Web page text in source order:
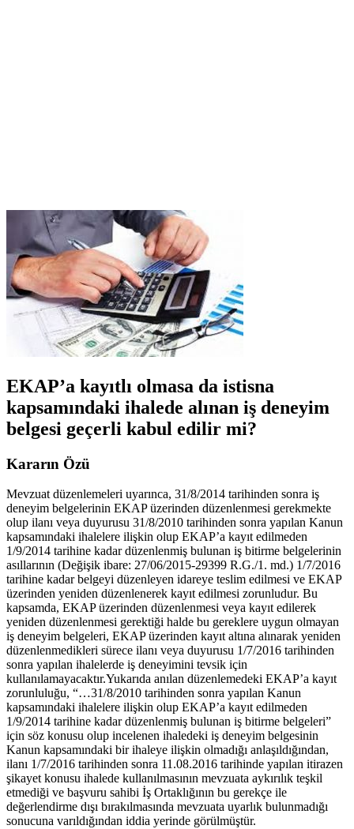
EKAP’a kayıtlı olmasa da istisna
kapsamındaki ihalede alınan iş deneyim
belgesi geçerli kabul edilir mi?
Kararın Özü
Mevzuat düzenlemeleri uyarınca, 31/8/2014 tarihinden sonra iş
deneyim belgelerinin EKAP üzerinden düzenlenmesi gerekmekte
olup ilanı veya duyurusu 31/8/2010 tarihinden sonra yapılan Kanun
kapsamındaki ihalelere ilişkin olup EKAP’a kayıt edilmeden
1/9/2014 tarihine kadar düzenlenmiş bulunan iş bitirme belgelerinin
asıllarının (Değişik ibare: 27/06/2015-29399 R.G./1. md.) 1/7/2016
tarihine kadar belgeyi düzenleyen idareye teslim edilmesi ve EKAP
üzerinden yeniden düzenlenerek kayıt edilmesi zorunludur. Bu
kapsamda, EKAP üzerinden düzenlenmesi veya kayıt edilerek
yeniden düzenlenmesi gerektiği halde bu gereklere uygun olmayan
iş deneyim belgeleri, EKAP üzerinden kayıt altına alınarak yeniden
düzenlenmedikleri sürece ilanı veya duyurusu 1/7/2016 tarihinden
sonra yapılan ihalelerde iş deneyimini tevsik için
kullanılamayacaktır.Yukarıda anılan düzenlemedeki EKAP’a kayıt
zorunluluğu, “…31/8/2010 tarihinden sonra yapılan Kanun
kapsamındaki ihalelere ilişkin olup EKAP’a kayıt edilmeden
1/9/2014 tarihine kadar düzenlenmiş bulunan iş bitirme belgeleri”
için söz konusu olup incelenen ihaledeki iş deneyim belgesinin
Kanun kapsamındaki bir ihaleye ilişkin olmadığı anlaşıldığından,
ilanı 1/7/2016 tarihinden sonra 11.08.2016 tarihinde yapılan itirazen
şikayet konusu ihalede kullanılmasının mevzuata aykırılık teşkil
etmediği ve başvuru sahibi İş Ortaklığının bu gerekçe ile
değerlendirme dışı bırakılmasında mevzuata uyarlık bulunmadığı
sonucuna varıldığından iddia yerinde görülmüştür.